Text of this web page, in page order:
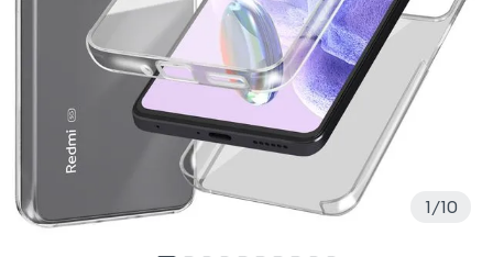
1 10